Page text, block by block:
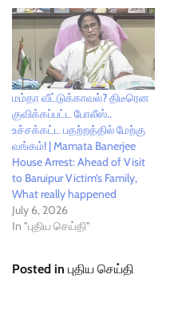
மம்தா வீட்டுக்காவல்? திடீரென
குவிக்கப்பட்ட போலீஸ்..
உச்சக்கட்ட பதற்றத்தில் மேற்கு
வங்கம்! | Mamata Banerjee
House Arrest: Ahead of Visit
to Baruipur Victim’s Family,
What really happened
July 6, 2026
In "புதிய செய்தி"
Posted in புதிய செய்தி